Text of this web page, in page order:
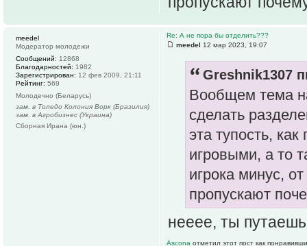
Re: А не пора бы отделить???
meedel 12 мар 2023, 19:07
Greshnik1307
Вообщем тема
сделать
эта тупость,
игровыми, а то
игрока минус,
пропускают
нееее, ты
Ascona отметил этот пост как
meedel
Модератор молодежи
Сообщений: 12868
Благодарностей: 1982
Зарегистрирован: 12 фев 2009, 21:11
Рейтинг: 569
Молодечно (Беларусь)
зам. в Толедо Колония Ворк (Бразилия)
зам. в Агробизнес (Украина)
Сборная Ирана (юн.)